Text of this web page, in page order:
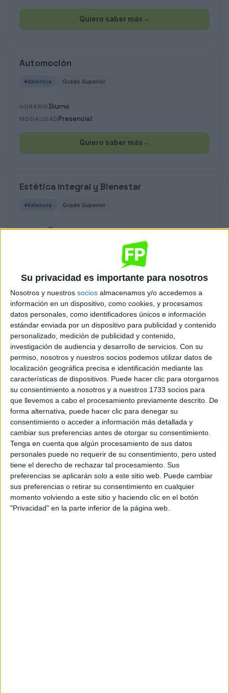
Su privacidad es importante para nosotros
Nosotros y nuestros socios almacenamos y/o accedemos a
información en un dispositivo, como cookies, y procesamos
datos personales, como identificadores únicos e información
estándar enviada por un dispositivo para publicidad y contenido
personalizado, medición de publicidad y contenido,
investigación de audiencia y desarrollo de servicios. Con su
permiso, nosotros y nuestros socios podemos utilizar datos de
localización geográfica precisa e identificación mediante las
características de dispositivos. Puede hacer clic para otorgarnos
su consentimiento a nosotros y a nuestros 1733 socios para
que llevemos a cabo el procesamiento previamente descrito. De
forma alternativa, puede hacer clic para denegar su
consentimiento o acceder a información más detallada y
cambiar sus preferencias antes de otorgar su consentimiento.
Tenga en cuenta que algún procesamiento de sus datos
personales puede no requerir de su consentimiento, pero usted
tiene el derecho de rechazar tal procesamiento. Sus
preferencias se aplicarán solo a este sitio web. Puede cambiar
sus preferencias o retirar su consentimiento en cualquier
momento volviendo a este sitio y haciendo clic en el botón
"Privacidad" en la parte inferior de la página web.
Quiero saber más →
Automoción
Valencia Grado Superior
HORARIO Diurno
MODALIDAD Presencial
Quiero saber más →
Estética Integral y Bienestar
Valencia Grado Superior
HORARIODiurno
Quiero saber más→
Estilismo y Dirección de Peluquería
Valencia Grado Superior
HORARIO Diurno
MODALIDADPresencial
Quiero saber más→
Mantenimiento de Instalaciones Térmicas y
de Fluidos
Valencia Grado Superior
HORARIODiurno
MODALIDADPresencial